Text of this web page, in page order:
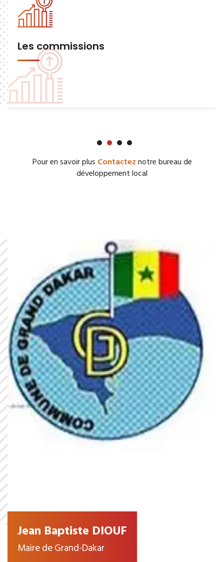
Les commissions
Pour en savoir plus Contacteznotre bureau de
développement local
Jean Baptiste DIOUF
Maire de Grand-Dakar